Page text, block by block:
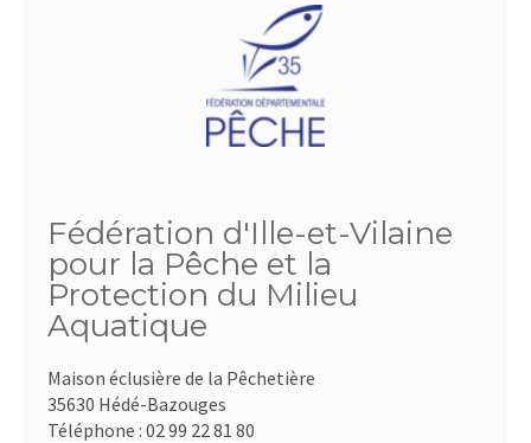
Fédération d'Ille-et-Vilaine
pour la Pêche et la
Protection du Milieu
Aquatique
Maison éclusière de la Pêchetière
35630 Hédé-Bazouges
Téléphone : 02 99 22 81 80